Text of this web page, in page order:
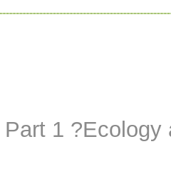
Part 1 ?Ecology